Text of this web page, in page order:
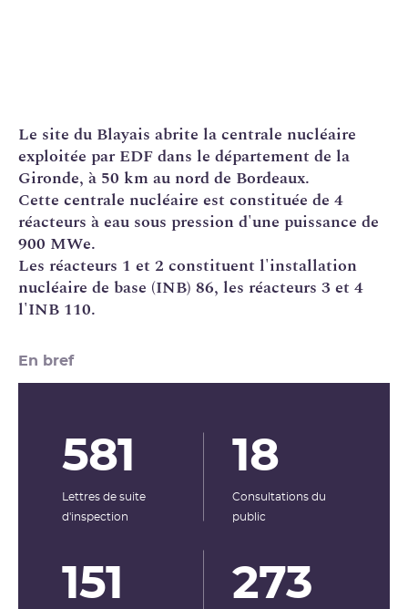
Le site du Blayais abrite lacentrale nucléaire
exploitée parEDFdans le département de la
Gironde, à 50 km au nord de Bordeaux.
Cette centrale nucléaire est constituée de 4
réacteurs à eau sous pression d'une puissance de
900 MWe.
Les réacteurs 1 et 2 constituent l'installation
nucléaire de base (INB) 86, les réacteurs 3 et 4
l'INB 110.
En bref
581
Lettres de suite
d'inspection
18
Consultations du
public
151 273